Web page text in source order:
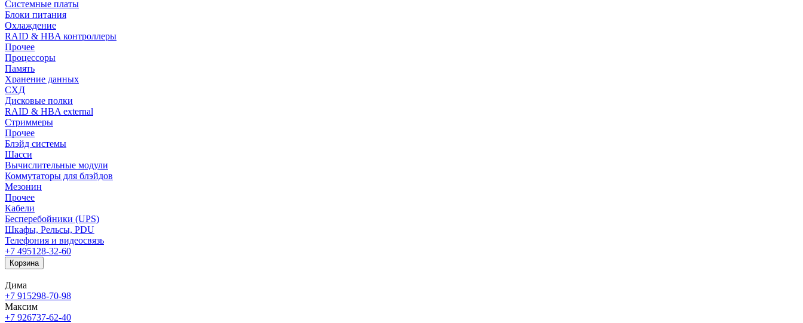
Системные платы
Блоки питания
Охлаждение
RAID & HBA контроллеры
Прочее
Процессоры
Память
Хранение данных
СХД
Дисковые полки
RAID & HBA external
Стриммеры
Прочее
Блэйд системы
Шасси
Вычислительные модули
Коммутаторы для блэйдов
Мезонин
Прочее
Кабели
Бесперебойники (UPS)
Шкафы, Рельсы, PDU
Телефония и видеосвязь
+7 495128-32-60
Корзина
Дима
+7 915298-70-98
Максим
+7 926737-62-40